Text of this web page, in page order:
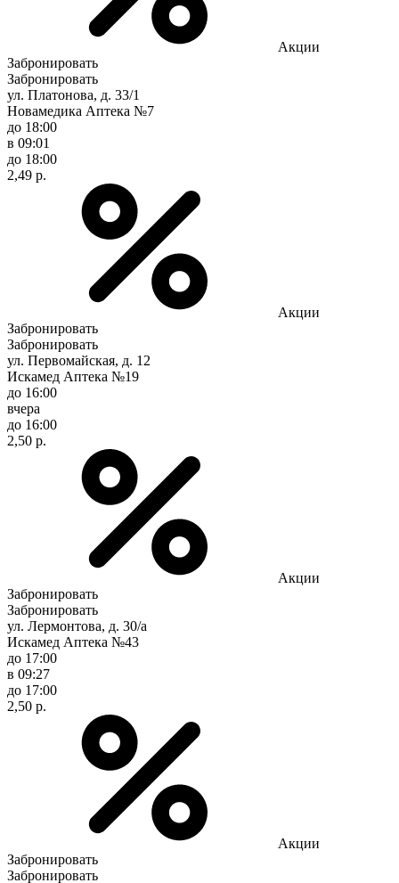
Акции
Забронировать
Забронировать
ул. Платонова, д. 33/1
Новамедика Аптека №7
до 18:00
в 09:01
до 18:00
2,49 р.
Акции
Забронировать
Забронировать
ул. Первомайская, д. 12
Искамед Аптека №19
до 16:00
вчера
до 16:00
2,50 р.
Акции
Забронировать
Забронировать
ул. Лермонтова, д. 30/а
Искамед Аптека №43
до 17:00
в 09:27
до 17:00
2,50 р.
Акции
Забронировать
Забронировать